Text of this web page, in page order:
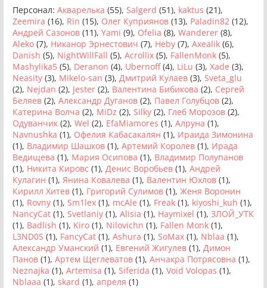
Персонал: Акварелька (55), Salgerd (51), kaktus (21),
Zeemira (16), Rin (15), Олег Куприянов (13), Paladin82 (12),
Андрей Сазонов (11), Yami (9), Ofelia (8), Wanderer (8),
Aleko (7), Никанор Эрнестович (7), Heby (7), Axealik (6),
Danish (5), NightWillFall (5), Acrollix (5), FallenMonk (5),
Mashylika5 (5), Deranon (4), Ubernoff(4), LiLu (3), Xade (3),
Neasity (3), Mikelo-san (3), Дмитрий Кулаев (3), Sveta_glu
(2), Nejdan (2), Jester (2), Валентина Бибикова (2), Сергей
Беляев (2), Александр Дуганов (2), Павел Голубцов (2),
Катерина Волча (2), MiDz (2), Silky (2), Глеб Морозов (2),
Одуванчик (2), Wel (2), EfaMiamores (1), Алруна (1),
Navnushka (1), Oфелия Кабасакалян (1), Ираида Зимонина
(1), Владимир Шашков (1), Артемий Королев (1), Ирада
Ведищева (1), Мария Осипова (1), Владимир Полупанов
(1), Никита Кировс (1), Денис Воробьев (1), Андрей
Кулагин (1), Янина Ковалева (1), Валентин Юхлов (1),
Кирилл Хитев (1), Григорий Сулимов (1), Женя Воронин
(1), Rovny (1), Sm1lex (1), mcAle (1), Freak (1), kiyoshi_kuh (1),
NancyСat (1), Svetlaniy (1), Alisia (1), Haymixel (1), ЗЛОЙ_УТК
(1), Badlish (1), Kiro (1), Nilovichn (1), Fallen Monk (1),
L3ND0S (1), FancyCat (1), Ashura (1), SoMax (1), Nblaa (1),
Александр Уманский (1), Евгений Жигулев (1), Димон
Панов (1), Артем Щеглеватов (1), Анчакра Потрясовна (1),
Neznajka (1), Artemisa (1), Siferida (1), Void Volopas (1),
Nblaaa (1), skard (1), апреля (1)